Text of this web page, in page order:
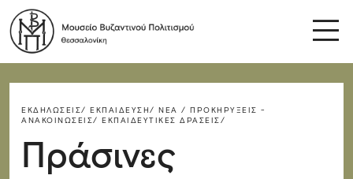
ΕΚΔΗΛΏΣΕΙΣ/ ΕΚΠΑΊΔΕΥΣΗ/ ΝΈΑ / ΠΡΟΚΗΡΎΞΕΙΣ -
ΑΝΑΚΟΙΝΏΣΕΙΣ/ ΕΚΠΑΙΔΕΥΤΙΚΈΣ ΔΡΆΣΕΙΣ/
Πράσινες